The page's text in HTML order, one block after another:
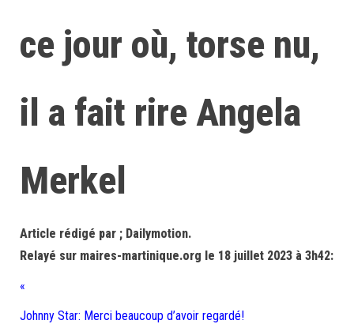
ce jour où, torse nu,
il a fait rire Angela
Merkel
Article rédigé par ; Dailymotion.
Relayé sur maires-martinique.org le 18 juillet 2023 à 3h42:
«
Johnny Star: Merci beaucoup d’avoir regardé!